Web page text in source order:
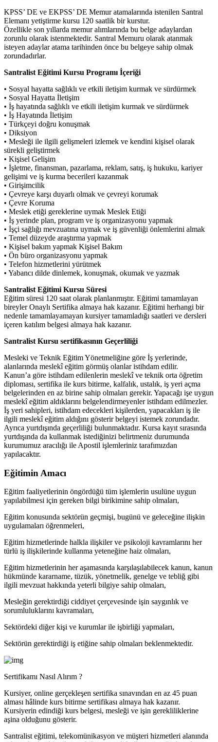
KPSS’ DE ve EKPSS’ DE Memur atamalarında istenilen Santral
Elemanı yetiştirme kursu 120 saatlik bir kurstur.
Özellikle son yıllarda memur alımlarında bu belge adaylardan
zorunlu olarak istenmektedir. Santral Memuru olarak atanmak
isteyen adaylar atama tarihinden önce bu belgeye sahip olmak
zorundadırlar.
Santralist Eğitimi Kursu Programı İçeriği
• Sosyal hayatta sağlıklı ve etkili iletişim kurmak ve sürdürmek
• Sosyal Hayatta İletişim
• İş hayatında sağlıklı ve etkili iletişim kurmak ve sürdürmek
• İş Hayatında İletişim
• Türkçeyi doğru konuşmak
• Diksiyon
• Mesleği ile ilgili gelişmeleri izlemek ve kendini kişisel olarak
sürekli geliştirmek
• Kişisel Gelişim
• İşletme, finansman, pazarlama, reklam, satış, iş hukuku, kariyer
gelişimi ve iş kurma becerileri kazanmak
• Girişimcilik
• Çevreye karşı duyarlı olmak ve çevreyi korumak
• Çevre Koruma
• Meslek etiği gereklerine uymak Meslek Etiği
• İş yerinde plan, program ve iş organizasyonu yapmak
• İşçi sağlığı mevzuatına uymak ve iş güvenliği önlemlerini almak
• Temel düzeyde araştırma yapmak
• Kişisel bakım yapmak Kişisel Bakım
• Ön büro organizasyonu yapmak
• Telefon hizmetlerini yürütmek
• Yabancı dilde dinlemek, konuşmak, okumak ve yazmak
Santralist Eğitimi Kursu Süresi
Eğitim süresi 120 saat olarak planlanmıştır. Eğitimi tamamlayan
bireyler Onaylı Sertifika almaya hak kazanır. Eğitimi herhangi bir
nedenle tamamlayamayan kursiyer tamamladığı saatleri ve dersleri
içeren katılım belgesi almaya hak kazanır.
Santralist Kursu sertifikasının Geçerliliği
Mesleki ve Teknik Eğitim Yönetmeliğine göre İş yerlerinde,
alanlarında meslekî eğitim görmüş olanlar istihdam edilir.
Kanun’a göre istihdam edilenlerin meslekî ve teknik orta öğretim
diploması, sertifika ile kurs bitirme, kalfalık, ustalık, iş yeri açma
belgelerinden en az birine sahip olmaları gerekir. Yapacağı işe uygun
meslekî eğitim aldıklarını belgelendirmeyenler istihdam edilmezler.
İş yeri sahipleri, istihdam edecekleri kişilerden, yapacakları iş ile
ilgili meslekî eğitim aldığını gösterir belgeyi istemek zorundadır.
Ayrıca yurtdışında geçerliliği bulunmaktadır. Kursa kayıt sırasında
yurtdışında da kullanmak istediğinizi belirtmeniz durumunda
kurumumuz aracılığı ile Apostil işlemleriniz tarafımızdan
yapılacaktır.
Eğitimin Amacı
Eğitim faaliyetlerinin öngördüğü tüm işlemlerin usulüne uygun
yapılabilmesi için gereken bilgi birikimine sahip olmaları,
Eğitim konusunda sektörün geçmişi, bugünü ve geleceğine ilişkin
uygulamaları öğrenmeleri,
Eğitim hizmetlerinde halkla ilişkiler ve psikoloji kavramlarını her
türlü iş ilişkilerinde kullanma yeteneğine haiz olmaları,
Eğitim hizmetlerinin her aşamasında karşılaşılabilecek kanun, kanun
hükmünde kararname, tüzük, yönetmelik, genelge ve tebliğ gibi
ilgili mevzuat hakkında yeterli bilgiye sahip olmaları,
Mesleğin gerektirdiği ciddiyet çerçevesinde işin saygınlık ve
sorumluluklarını kavramaları,
Sektördeki diğer kişi ve kurumlar ile işbirliği yapmaları,
Sektörün gerektirdiği iş etiğine sahip olmaları beklenmektedir.
Sertifikamı Nasıl Alırım ?
Kursiyer, online gerçekleşen sertifika sınavından en az 45 puan
alması hâlinde kurs bitirme sertifikası almaya hak kazanır.
Kursiyerin edindiği kurs belgesi, mesleği ve işin gerekliliklerine
aşina olduğunu gösterir.
Santralist eğitimi, telekomünikasyon ve müşteri hizmetleri alanında